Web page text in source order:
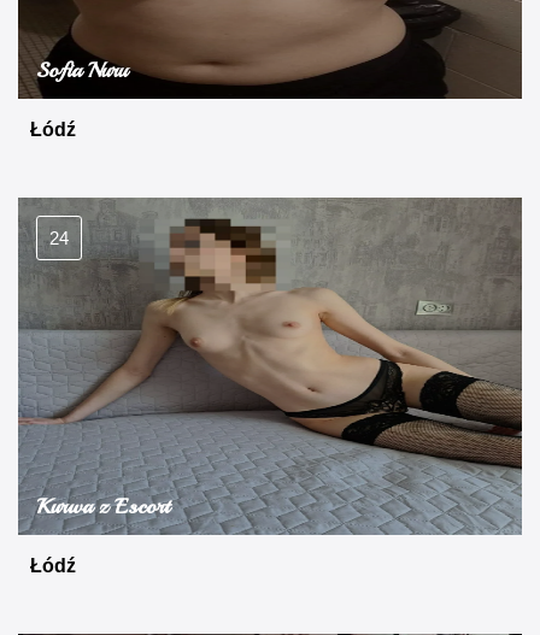
Sofia Nuru
Łódź
24
Kurwa z Escort
Łódź